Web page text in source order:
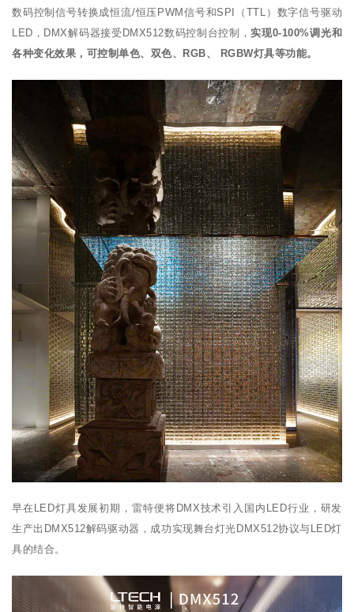
数码控制信号转换成恒流/恒压PWM信号和SPI（TTL）数字信号驱动
LED，DMX解码器接受DMX512数码控制台控制，实现0-100%调光和
各种变化效果，可控制单色、双色、RGB、 RGBW灯具等功能。
早在LED灯具发展初期，雷特便将DMX技术引入国内LED行业，研发
生产出DMX512解码驱动器，成功实现舞台灯光DMX512协议与LED灯
具的结合。